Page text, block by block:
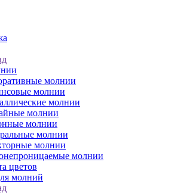
молнии
молнии
молнии
молнии
молнии
молнии
молнии
молнии
цветов
молний